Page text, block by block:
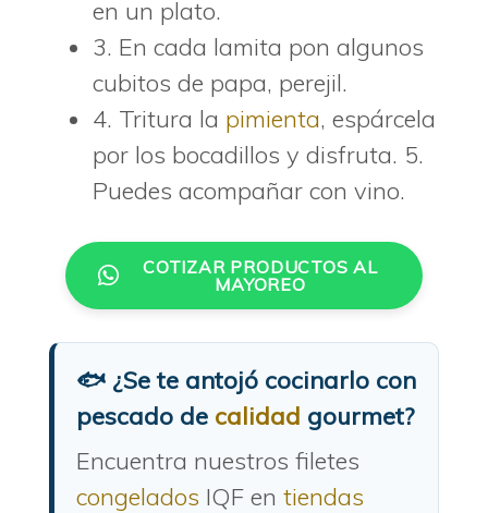
en un plato.
3. En cada lamita pon algunos
cubitos de papa, perejil.
4. Tritura la pimienta, espárcela
por los bocadillos y disfruta. 5.
Puedes acompañar con vino.
COTIZAR PRODUCTOS AL
MAYOREO
🐟 ¿Se te antojó cocinarlo con
pescado de calidad gourmet?
Encuentra nuestros filetes
congelados IQF en tiendas